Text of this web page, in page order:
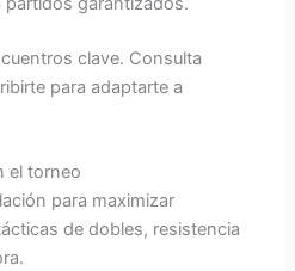
clave. Consulta
para adaptarte a
el torneo
para maximizar
de dobles, resistencia